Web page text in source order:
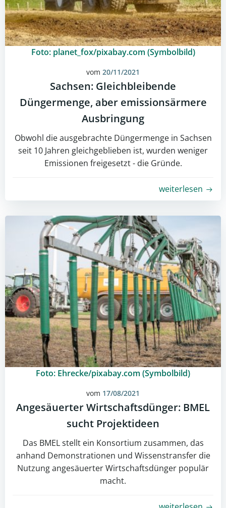
Foto: planet_fox/pixabay.com (Symbolbild)
vom 20/11/2021
Sachsen: Gleichbleibende
Düngermenge, aber emissionsärmere
Ausbringung
Obwohl die ausgebrachte Düngermenge in Sachsen
seit 10 Jahren gleichgeblieben ist, wurden weniger
Emissionen freigesetzt - die Gründe.
weiterlesen
Foto: Ehrecke/pixabay.com (Symbolbild)
vom 17/08/2021
Angesäuerter Wirtschaftsdünger: BMEL
sucht Projektideen
Das BMEL stellt ein Konsortium zusammen, das
anhand Demonstrationen und Wissenstransfer die
Nutzung angesäuerter Wirtschaftsdünger populär
macht.